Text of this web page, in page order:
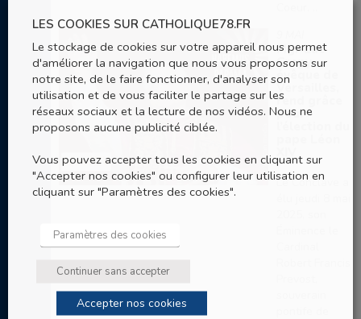
Mgr Luc
Crepy,
évêque de
Versailles,
rend grâce
pour
Le Conclave a
LES COOKIES SUR CATHOLIQUE78.FR
Le stockage de cookies sur votre appareil nous permet
d'améliorer la navigation que nous vous proposons sur
notre site, de le faire fonctionner, d'analyser son
utilisation et de vous faciliter le partage sur les
réseaux sociaux et la lecture de nos vidéos. Nous ne
proposons aucune publicité ciblée.
Vous pouvez accepter tous les cookies en cliquant sur
"Accepter nos cookies" ou configurer leur utilisation en
cliquant sur "Paramètres des cookies".
Paramètres des cookies
Continuer sans accepter
Accepter nos cookies